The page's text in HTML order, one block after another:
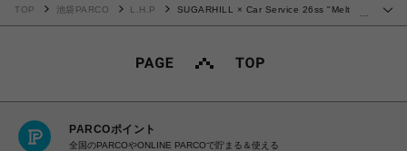
…
TOP 池袋PARCO L.H.P
SUGARHILL × Car Service 26ss "Melt
PARCOポイント
全国のPARCOやONLINE PARCOで貯まる＆使える